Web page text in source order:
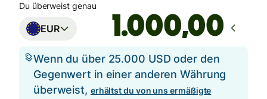
Du überweist genau
EUR ,00
Wenn du über 25.000 USD oder den
Gegenwert in einer anderen Währung
überweist, erhältst du von uns ermäßigte